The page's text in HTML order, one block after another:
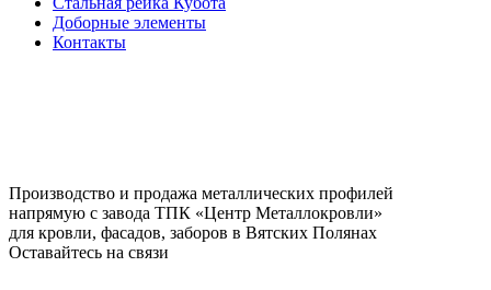
Доборные элементы
Контакты
Производство и продажа металлических профилей
напрямую с завода ТПК «Центр Металлокровли»
для кровли, фасадов, заборов в Вятских Полянах
Оставайтесь на связи